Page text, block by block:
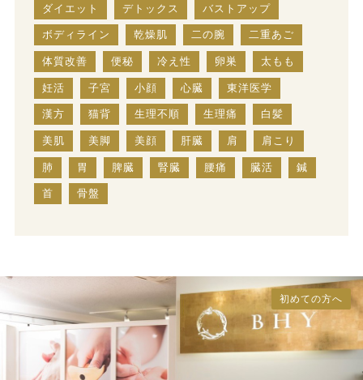
ダイエット デトックス バストアップ
ボディライン 乾燥肌 二の腕 二重あご
体質改善 便秘 冷え性 卵巣 太もも
妊活 子宮 小顔 心臓 東洋医学
漢方 猫背 生理不順 生理痛 白髪
美肌 美脚 美顔 肝臓 肩 肩こり
肺 胃 脾臓 腎臓 腰痛 臓活 鍼
首 骨盤
初めての方へ